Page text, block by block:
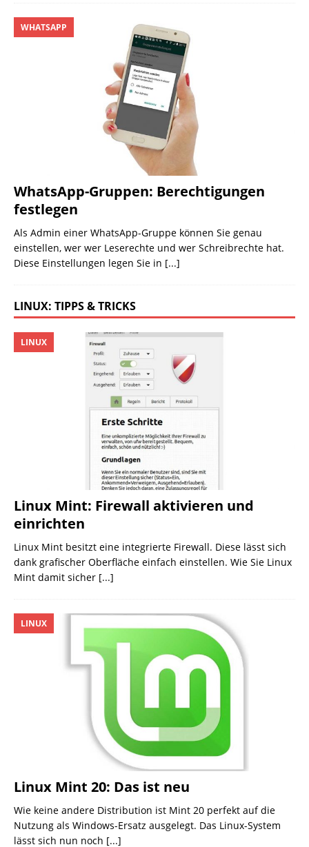
WhatsApp-Gruppen: Berechtigungen
festlegen
WHATSAPP
Als Admin einer WhatsApp-Gruppe können Sie genau
einstellen, wer wer Leserechte und wer Schreibrechte hat.
Diese Einstellungen legen Sie in [...]
LINUX: TIPPS & TRICKS
Linux Mint: Firewall aktivieren und
einrichten
LINUX
Linux Mint besitzt eine integrierte Firewall. Diese lässt sich
dank grafischer Oberfläche einfach einstellen. Wie Sie Linux
Mint damit sicher [...]
Linux Mint 20: Das ist neu
LINUX
Wie keine andere Distribution ist Mint 20 perfekt auf die
Nutzung als Windows-Ersatz ausgelegt. Das Linux-System
lässt sich nun noch [...]